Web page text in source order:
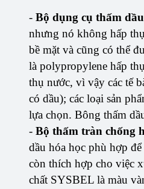
- Bộ dụng cụ thấm
nhưng nó không hấp
bề mặt và cũng có thể
là polypropylene hấp
thụ nước, vì vậy các tế
có dầu); các loại sản
lựa chọn. Bông thấm
- Bộ thấm tràn chống
dầu hóa học phù hợp
còn thích hợp cho việc
chất SYSBEL là màu